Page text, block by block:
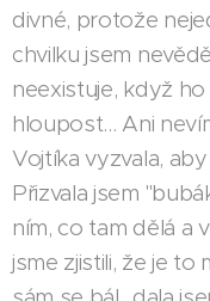
divné, protože
chvilku jsem
neexistuje, když
hloupost... Ani
Vojtíka vyzvala,
Přizvala jsem
ním, co tam dělá a
jsme zjistili, že je to